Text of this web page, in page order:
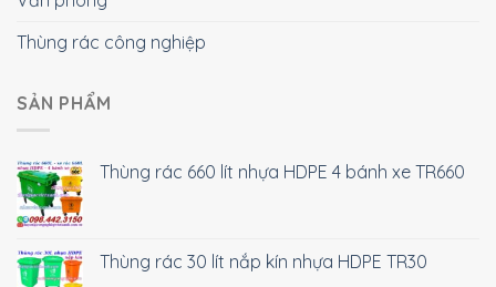
Thùng rác công nghiệp
SẢN PHẨM
Thùng rác 660 lít nhựa HDPE 4 bánh xe TR660
Thùng rác 30 lít nắp kín nhựa HDPE TR30